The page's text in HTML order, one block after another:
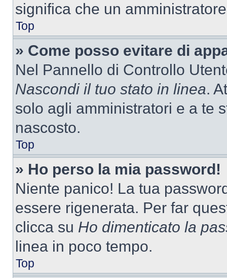
significa che un
Top
» Come posso evitare di
Nel Pannello di Controllo
Nascondi il tuo stato in linea.
solo agli amministratori e a te
nascosto.
Top
» Ho perso la mia password!
Niente panico! La tua
essere rigenerata. Per far
clicca su Ho dimenticato la
linea in poco tempo.
Top